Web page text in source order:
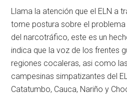
Llama la atención que el ELN a
tome postura sobre el
del narcotráfico, este es un
indica que la voz de los frentes
regiones cocaleras, asi como
campesinas simpatizantes del
Catatumbo, Cauca, Nariño y